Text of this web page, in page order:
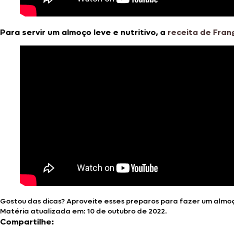
Para servir um almoço leve e nutritivo, a receita de
Gostou das dicas? Aproveite esses preparos para fazer um
Matéria atualizada em: 10 de outubro de 2022.
Compartilhe: